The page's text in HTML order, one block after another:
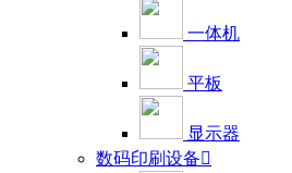
一体机
平板
显示器
数码印刷设备